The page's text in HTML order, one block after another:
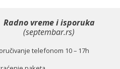
Radno vreme i isporuka
(septembar.rs)
telefonom 10 – 17h